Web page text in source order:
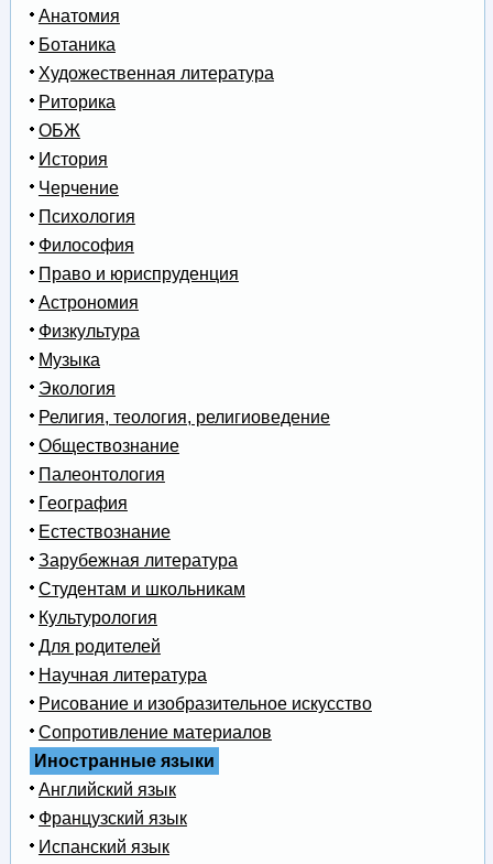
Анатомия
Ботаника
Художественная литература
Риторика
ОБЖ
История
Черчение
Психология
Философия
Право и юриспруденция
Астрономия
Физкультура
Музыка
Экология
Религия, теология, религиоведение
Обществознание
Палеонтология
География
Естествознание
Зарубежная литература
Студентам и школьникам
Культурология
Для родителей
Научная литература
Рисование и изобразительное искусство
Сопротивление материалов
Иностранные языки
Английский язык
Французский язык
Испанский язык